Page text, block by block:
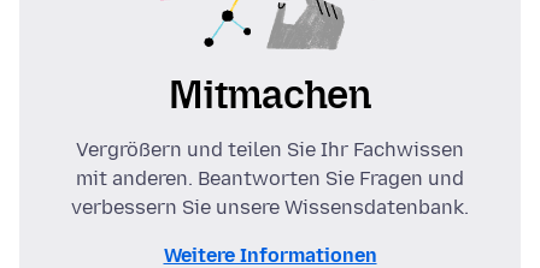
Mitmachen
Vergrößern und teilen Sie Ihr Fachwissen
mit anderen. Beantworten Sie Fragen und
verbessern Sie unsere Wissensdatenbank.
Weitere Informationen